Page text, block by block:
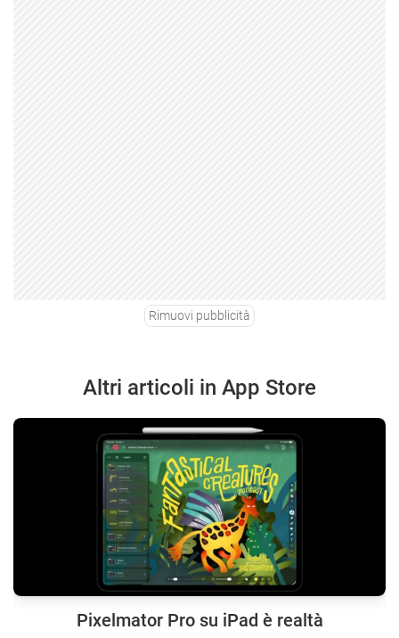
Rimuovi pubblicità
Altri articoli in App Store
Pixelmator Pro su iPad è realtà